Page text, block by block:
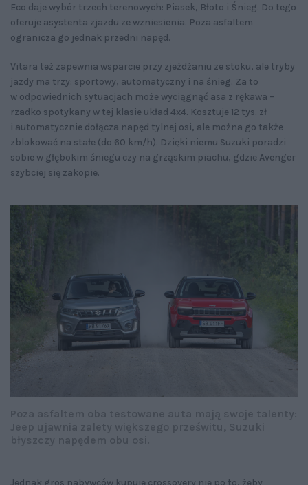
Eco daje wybór trzech terenowych: Piasek, Błoto i Śnieg. Do tego
oferuje asystenta zjazdu ze wzniesienia. Poza asfaltem
ogranicza go jednak przedni napęd.
Vitara też zapewnia wsparcie przy zjeżdżaniu ze stoku, ale tryby
jazdy ma trzy: sportowy, automatyczny i na śnieg. Za to
w odpowiednich sytuacjach może wyciągnąć asa z rękawa –
rzadko spotykany w tej klasie układ 4x4. Kosztuje 12 tys. zł
i automatycznie dołącza napęd tylnej osi, ale można go także
zblokować na stałe (do 60 km/h). Dzięki niemu Suzuki poradzi
sobie w głębokim śniegu czy na grząskim piachu, gdzie Avenger
szybciej się zakopie.
Jednak gros nabywców kupuje crossovery nie po to, żeby